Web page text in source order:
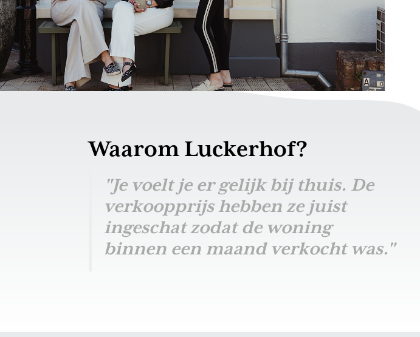
Waarom Luckerhof?
"Je voelt je er gelijk bij thuis. De
verkoopprijs hebben ze juist
ingeschat zodat de woning
binnen een maand verkocht was."